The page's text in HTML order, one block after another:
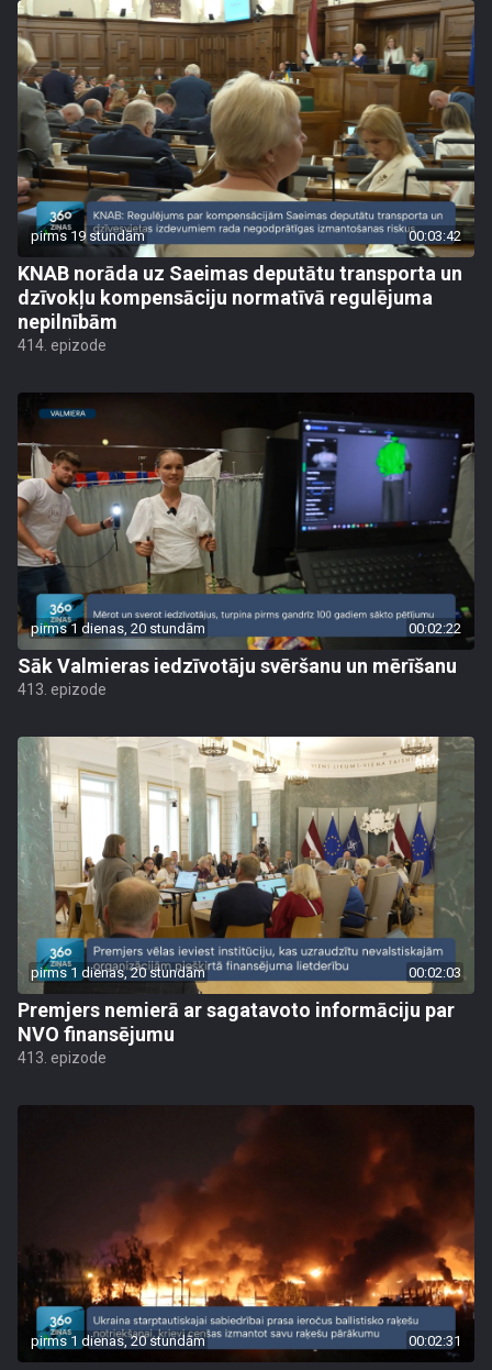
pirms 19 stundām 00:03:42
KNAB norāda uz Saeimas deputātu transporta un
dzīvokļu kompensāciju normatīvā regulējuma
nepilnībām
414. epizode
pirms 1 dienas, 20 stundām 00:02:22
Sāk Valmieras iedzīvotāju svēršanu un mērīšanu
413. epizode
pirms 1 dienas, 20 stundām 00:02:03
Premjers nemierā ar sagatavoto informāciju par
NVO finansējumu
413. epizode
pirms 1 dienas, 20 stundām 00:02:31